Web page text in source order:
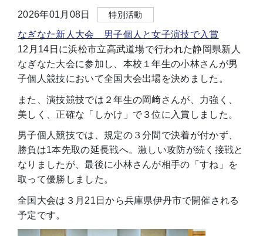
2026年01月08日 特別活動
なぎなた新人大会 男子個人と女子演技で入賞
12月14日に浜松市立高武道場で行われた静岡県新人
なぎなた大会に参加し、本校１年生の小林さんが男
子個人競技において全国大会出場を決めました。
また、演技競技では２年生の岡﨑さんが、力強く、
美しく、正確な「しかけ」で３位に入賞しました。
男子個人競技では、規定の３分間で決着が付かず、
勝負は1本先取の延長戦へ。激しい攻防が続く接戦と
なりましたが、最後に小林さんが相手の「すね」を
取って優勝しました。
全国大会は３月21日から兵庫県伊丹市で開催される
予定です。